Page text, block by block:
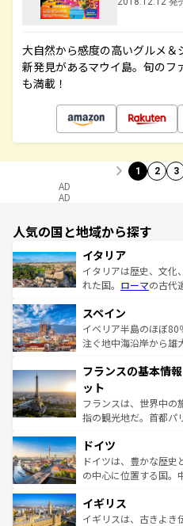
大自然から感度の高いグルメ＆
新発見があるマウイ島。旬の
も満載！
1 2 3
AD
AD
人気の国と地域から探す
イタリア
イタリアは歴史、文化
れた国。 ローマの古代
ろん、トスカーナの美
景など、自然景観も見
ピザやパスタなど、絶
ませてくれるイタリア
なお、新着のイタリア
しい。
スペイン
イベリア半島のほぼ80
注ぐ地中海沿岸から雄
文化が根付くこの国で
れる闘牛、そして美味
る。首都マドリードの
アートに溢れた街角か
せる。地方によって風
ンテンツ一覧を参照し
フランスの基本情
ット
フランスは、世界中の
指の観光地だ。首都パ
で、幅広い魅力が詰ま
聖堂、美しいビーチ、
から魅了する。また、
いる。シャンパンの発
香り高いラベンダー畑
ドイツ
ドイツは、豊かな歴
の中心に位置する国。
顔を持つこの国は、ど
ルリンの文化的活気、
イギリス
イギリスは、古きよき